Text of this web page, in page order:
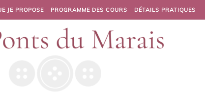
JE PROPOSE PROGRAMME DES COURS DÉTAILS PRATIQUES